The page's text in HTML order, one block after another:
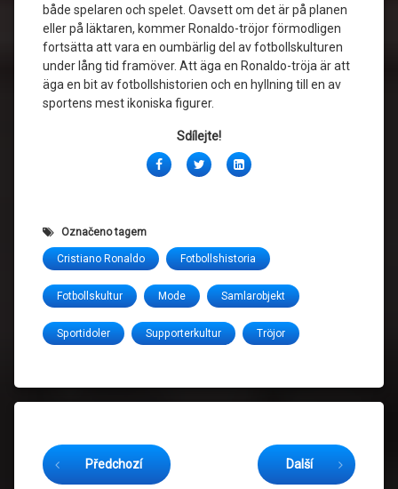
både spelaren och spelet. Oavsett om det är på planen
eller på läktaren, kommer Ronaldo-tröjor förmodligen
fortsätta att vara en oumbärlig del av fotbollskulturen
under lång tid framöver. Att äga en Ronaldo-tröja är att
äga en bit av fotbollshistorien och en hyllning till en av
sportens mest ikoniska figurer.
Sdílejte!
FacebookTwitterLinkedIn
Označeno tagem
Cristiano Ronaldo Fotbollshistoria
Fotbollskultur Mode Samlarobjekt
Sportidoler Supporterkultur Tröjor
Předchozí Další